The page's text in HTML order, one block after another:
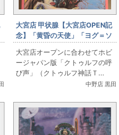
大宮店 甲状腺【大宮店OPEN記
念】「黄昏の天使」「ヨグ＝ソ
ト―スの影」他、ホビージャパ
ン「クトゥルフの呼び声」シリ
ーズ出します！
大宮店オープンに合わせてホビ
ージャパン版「クトゥルフの呼
び声」（クトゥルフ神話Ｔ...
中野店 黒田